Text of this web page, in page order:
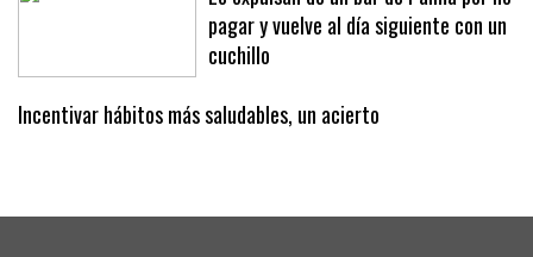
Le expulsan de un bar de Palma por no
pagar y vuelve al día siguiente con un
cuchillo